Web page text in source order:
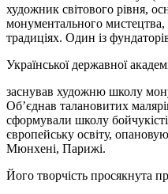
художник світового рівня,
монументального мистецтва,
традиціях. Один із
Української державної
заснував художню школу
Об’єднав талановитих
сформували школу
європейську освіту,
Мюнхені, Парижі.
Його творчість просякнута